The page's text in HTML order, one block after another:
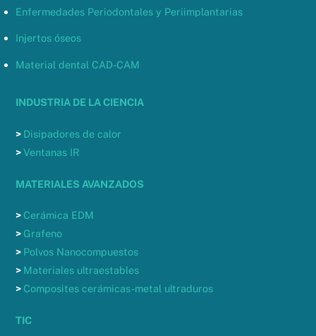
Enfermedades Periodontales y Periimplantarias
Injertos óseos
Material dental CAD-CAM
INDUSTRIA DE LA CIENCIA
> Disipadores de calor
>Ventanas IR
MATERIALES AVANZADOS
> Cerámica EDM
> Grafeno
> Polvos Nanocompuestos
> Materiales ultraestables
> Composites cerámicas-metal ultraduros
TIC